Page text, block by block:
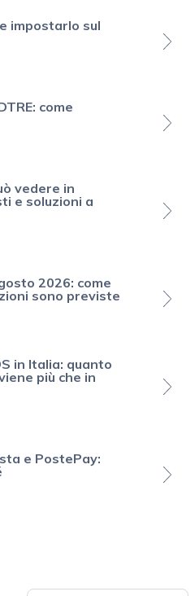
impostarlo sul
come
vedere in
e soluzioni a
2026: come
sono previste
in Italia: quanto
più che in
e PostePay: